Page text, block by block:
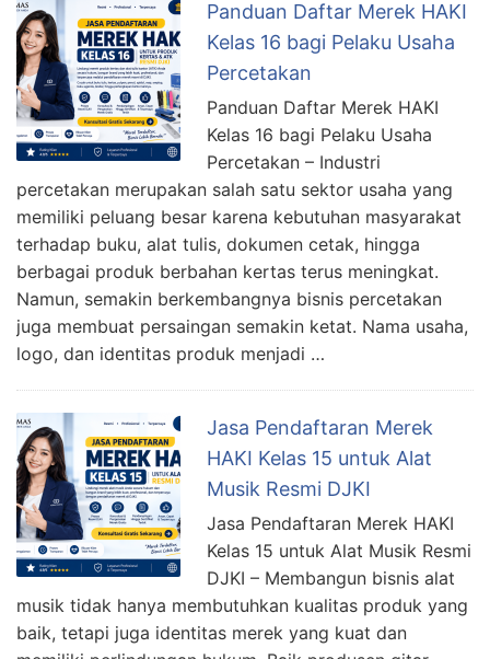
Panduan Daftar Merek HAKI
Kelas 16 bagi Pelaku Usaha
Percetakan
Panduan Daftar Merek HAKI
Kelas 16 bagi Pelaku Usaha
Percetakan – Industri
percetakan merupakan salah satu sektor usaha yang
memiliki peluang besar karena kebutuhan masyarakat
terhadap buku, alat tulis, dokumen cetak, hingga
berbagai produk berbahan kertas terus meningkat.
Namun, semakin berkembangnya bisnis percetakan
juga membuat persaingan semakin ketat. Nama usaha,
logo, dan identitas produk menjadi …
Jasa Pendaftaran Merek
HAKI Kelas 15 untuk Alat
Musik Resmi DJKI
Jasa Pendaftaran Merek HAKI
Kelas 15 untuk Alat Musik Resmi
DJKI – Membangun bisnis alat
musik tidak hanya membutuhkan kualitas produk yang
baik, tetapi juga identitas merek yang kuat dan